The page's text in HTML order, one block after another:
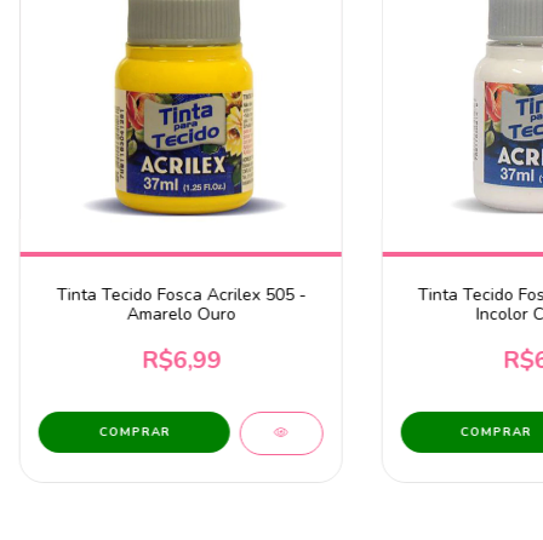
Tinta Tecido Fosca Acrilex 505 -
Amarelo Ouro
R$6,99
COMPRAR
Tinta Tecido
Incolor
COMPRAR